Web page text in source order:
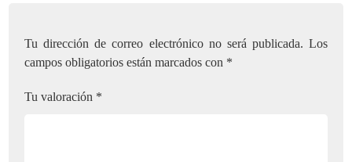
Tu dirección de correo electrónico no será publicada. Los
campos obligatorios están marcados con *
Tu valoración *